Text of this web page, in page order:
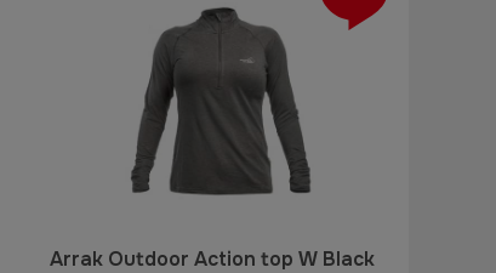
Arrak Outdoor Action top W Black